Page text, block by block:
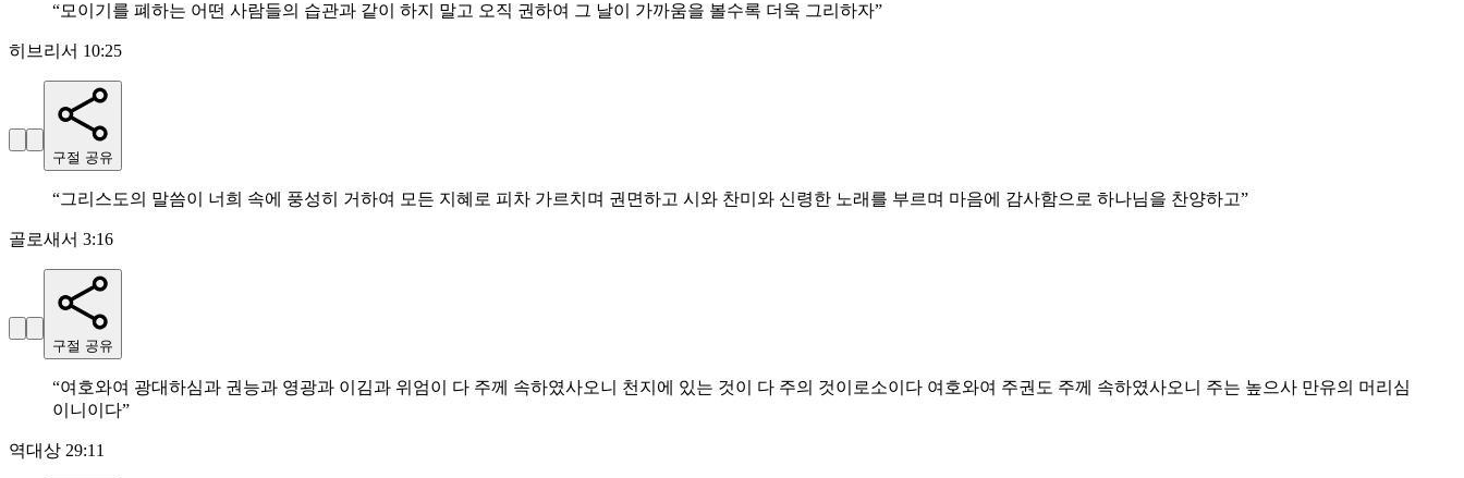
“모이기를 폐하는 어떤 사람들의 습관과 같이 하지 말고 오직 권하여 그 날이 가까움을 볼수록 더욱 그리하자”
히브리서 10:25
구절 공유
“그리스도의 말씀이 너희 속에 풍성히 거하여 모든 지혜로 피차 가르치며 권면하고 시와 찬미와 신령한 노래를 부르며 마음에 감사함으로 하나님을 찬양하고”
골로새서 3:16
구절 공유
“여호와여 광대하심과 권능과 영광과 이김과 위엄이 다 주께 속하였사오니 천지에 있는 것이 다 주의 것이로소이다 여호와여 주권도 주께 속하였사오니 주는 높으사 만유의 머리심
이니이다”
역대상 29:11